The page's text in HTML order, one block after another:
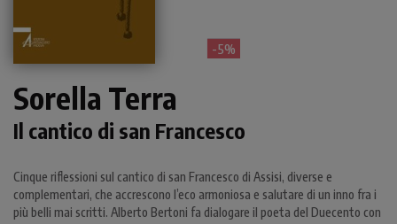
- 5%
Sorella Terra
Il cantico di san Francesco
Cinque riflessioni sul cantico di san Francesco di Assisi, diverse e
complementari, che accrescono l’eco armoniosa e salutare di un inno fra i
più belli mai scritti. Alberto Bertoni fa dialogare il poeta del Duecento con